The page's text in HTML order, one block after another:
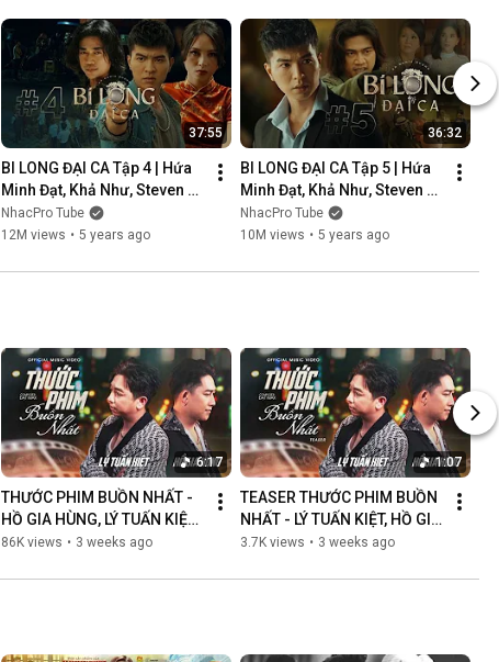
37:55
BI LONG ĐẠI CA Tập 4 | Hứa
Minh Đạt, Khả Như, Steven
Nguyễn, Lợi Trần |
Webdrama Yang Hồ 2021
NhacPro Tube
12M views • 5 years ago
36:32
BI LONG ĐẠI CA Tập 5 | Hứa
Minh Đạt, Khả Như, Steven
Nguyễn, Lợi Trần |
Webdrama Yang Hồ 2021
NhacPro Tube
10M views • 5 years ago
6:17
THƯỚC PHIM BUỒN NHẤT -
HỒ GIA HÙNG, LÝ TUẤN KIỆT |
OFFICIAL MUSIC VIDEO
86K views • 3 weeks ago
1:07
TEASER THƯỚC PHIM BUỒN
NHẤT - LÝ TUẤN KIỆT, HỒ GIA
HÙNG | NGÀN LỜI NGƯỜI ĐÃ
3.7K views • 3 weeks ago